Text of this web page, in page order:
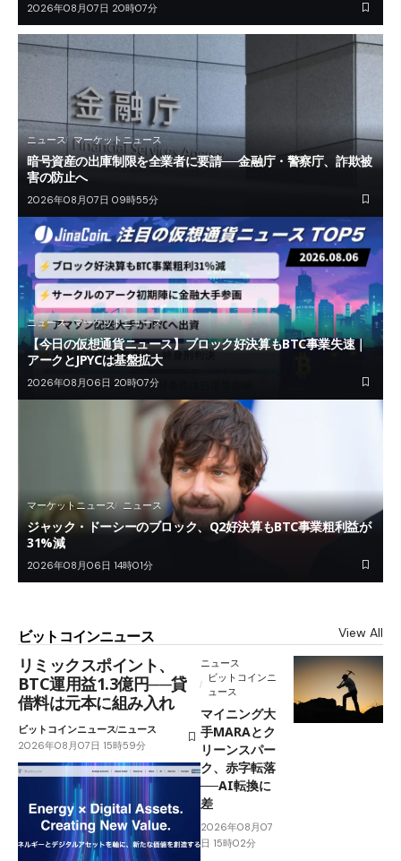
2026年08月07日 20時07分
ニュース マーケットニュース
暗号資産の出庫制限を全業者に要請──金融庁・警察庁、詐欺被
害の防止へ
2026年08月07日 09時55分
ニュース マーケットニュース
【今日の仮想通貨ニュース】ブロック好決算もBTC事業失速｜
アークとJPYCは基盤拡大
2026年08月06日 20時07分
マーケットニュース ニュース
ジャック・ドーシーのブロック、Q2好決算もBTC事業粗利益が
31%減
2026年08月06日 14時01分
ビットコインニュース View All
リミックスポイント、
BTC運用益1.3億円──貸
借料は元本に組み入れ
ビットコインニュースニュース
2026年08月07日 15時59分
ニュース
ビットコインニ
ュース
マイニング大
手MARAとク
リーンスパー
ク、赤字転落
──AI転換に
差
2026年08月07
日 15時02分